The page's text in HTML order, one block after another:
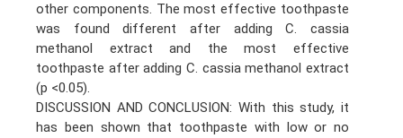
other components. The most effective toothpaste
was found different after adding C. cassia
methanol extract and the most effective
toothpaste after adding C. cassia methanol extract
(p <0.05).
DISCUSSION AND CONCLUSION: With this study, it
has been shown that toothpaste with low or no